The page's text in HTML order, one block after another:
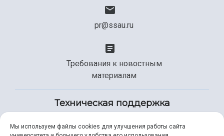
pr@ssau.ru
Требования к новостным
материалам
Техническая поддержка
Мы используем файлы cookies для улучшения работы сайта